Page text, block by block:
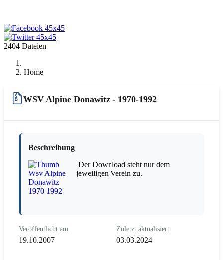
2404 Dateien
Home
WSV Alpine Donawitz - 1970-1992
Beschreibung
Der Download steht nur dem
jeweiligen Verein zu.
Veröffentlicht am
19.10.2007
Zuletzt aktualisiert
03.03.2024